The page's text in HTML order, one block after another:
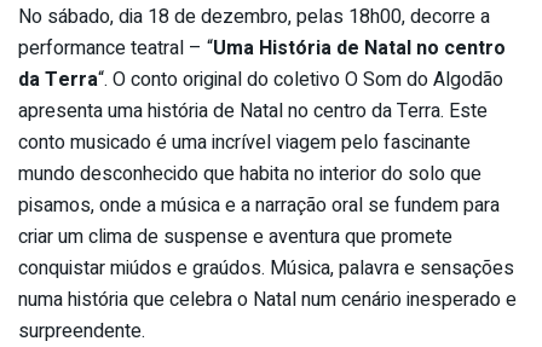
No sábado, dia 18 de dezembro, pelas 18h00, decorre a
performance teatral – “Uma História de Natal no centro
da Terra“. O conto original do coletivo O Som do Algodão
apresenta uma história de Natal no centro da Terra. Este
conto musicado é uma incrível viagem pelo fascinante
mundo desconhecido que habita no interior do solo que
pisamos, onde a música e a narração oral se fundem para
criar um clima de suspense e aventura que promete
conquistar miúdos e graúdos. Música, palavra e sensações
numa história que celebra o Natal num cenário inesperado e
surpreendente.